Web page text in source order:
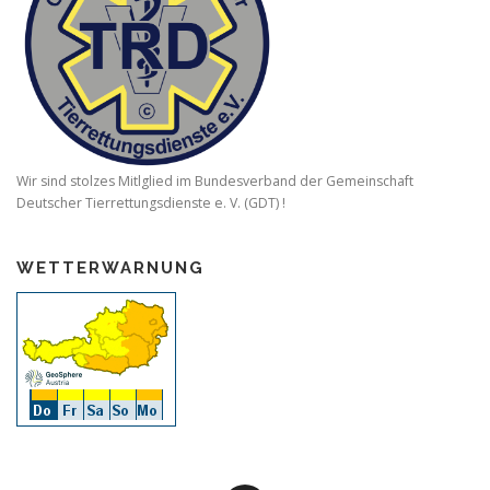
Wir sind stolzes Mitlglied im Bundesverband der Gemeinschaft
Deutscher Tierrettungsdienste e. V. (GDT) !
WETTERWARNUNG